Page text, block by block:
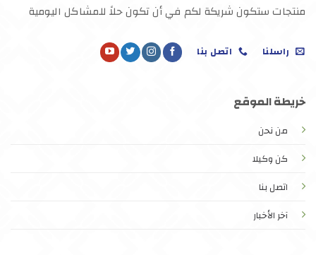
منتجات ستكون شريكة لكم في أن تكون حلاً للمشاكل اليومية
راسلنا اتصل بنا
خريطة الموقع
من نحن
كن وكيلا
اتصل بنا
آخر الأخبار